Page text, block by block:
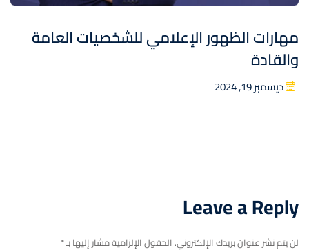
مهارات الظهور الإعلامي للشخصيات العامة
والقادة
ديسمبر 19, 2024
Leave a Reply
لن يتم نشر عنوان بريدك الإلكتروني. الحقول الإلزامية مشار إليها بـ*